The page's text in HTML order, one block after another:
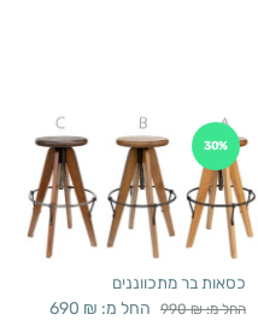
30%
כסאות בר מתכווננים
החל מ: 990₪ החל מ: 690 ₪